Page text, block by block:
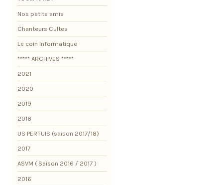
Nos petits amis
Chanteurs Cultes
Le coin Informatique
***** ARCHIVES *****
2021
2020
2019
2018
US PERTUIS (saison 2017/18)
2017
ASVM ( Saison 2016 / 2017 )
2016